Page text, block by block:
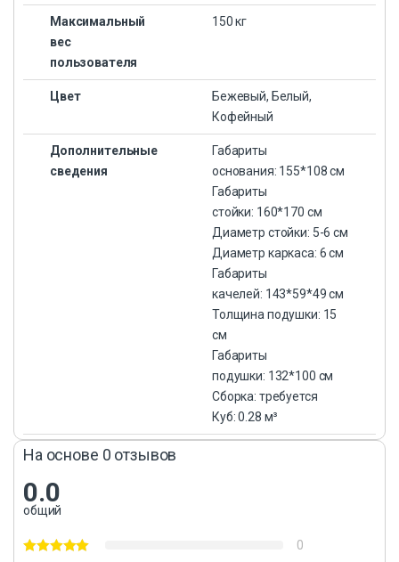
Максимальный
вес
пользователя
150 кг
Цвет
Бежевый, Белый,
Кофейный
Дополнительные
сведения
Габариты
основания: 155*108 см
Габариты
стойки: 160*170 см
Диаметр стойки: 5-6 см
Диаметр каркаса: 6 см
Габариты
качелей: 143*59*49 см
Толщина подушки: 15
см
Габариты
подушки: 132*100 см
Сборка: требуется
Куб: 0.28 м³
На основе 0 отзывов
0.0
общий
0